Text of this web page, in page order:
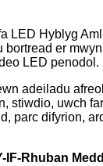
LED Hyblyg
er
LED penodol.
adeiladu
stiwdio, uwch
parc difyrion,
-IF-Rhuban